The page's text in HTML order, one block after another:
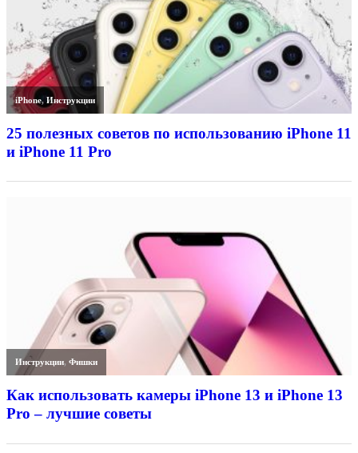
iPhone,Инструкции
25 полезных советов по использованию iPhone 11
и iPhone 11 Pro
Инструкции,Фишки
Как использовать камеры iPhone 13 и iPhone 13
Pro – лучшие советы